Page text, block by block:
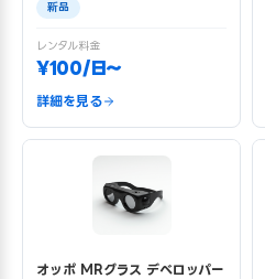
新品
レンタル料金
¥100/日〜
詳細を見る
オッポ MRグラス デベロッパー